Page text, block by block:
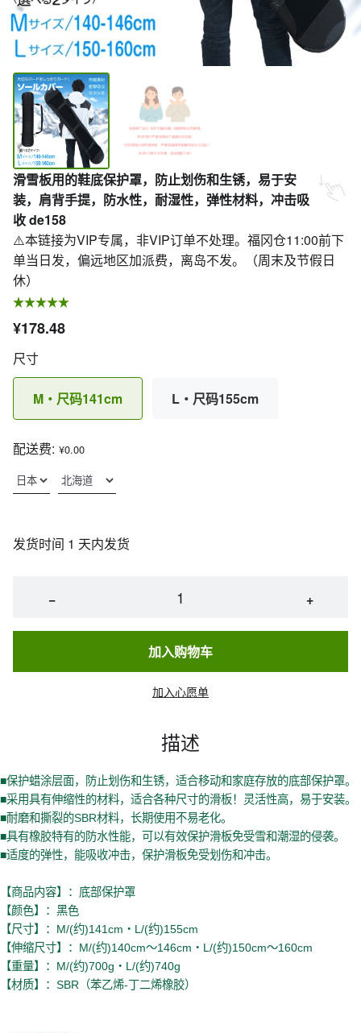
滑雪板用的鞋底保护罩，防止划伤和生锈，易于安
装，肩背手提，防水性，耐湿性，弹性材料，冲击吸
收 de158
⚠️本链接为VIP专属，非VIP订单不处理。福冈仓11:00前下
单当日发，偏远地区加派费，离岛不发。（周末及节假日
休）
¥178.48
尺寸
M・尺码141cm L・尺码155cm
配送费: ¥0.00
发货时间 1 天内发货
− +
加入购物车
加入心愿单
描述
■保护蜡涂层面，防止划伤和生锈，适合移动和家庭存放的底部保护罩。
■采用具有伸缩性的材料，适合各种尺寸的滑板！灵活性高，易于安装。
■耐磨和撕裂的SBR材料，长期使用不易老化。
■具有橡胶特有的防水性能，可以有效保护滑板免受雪和潮湿的侵袭。
■适度的弹性，能吸收冲击，保护滑板免受划伤和冲击。
【商品内容】：底部保护罩
【颜色】：黑色
【尺寸】：M/(约)141cm・L/(约)155cm
【伸缩尺寸】：M/(约)140cm～146cm・L/(约)150cm～160cm
【重量】：M/(约)700g・L/(约)740g
【材质】：SBR（苯乙烯-丁二烯橡胶）